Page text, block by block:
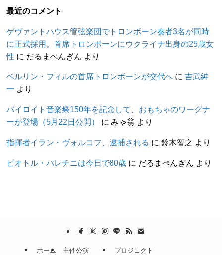
最近のコメント
ゲヴァントハウス管弦楽団でトロンボーン奏者3名が同時
に正式採用。首席トロンボーンにウクライナ出身の25歳女
性 に だるまぺんぎん より
ベルリン・フィルの首席トロンボーンが交代へ に吉武紳
一 より
バイロイト音楽祭150年を記念して、おもちゃのワーグナ
ーが登場（5月22日公開）
にみゃ翁 より
指揮者イラン・ヴォルコフ、逮捕される に鈴木智之 より
ピオトル・パレチニは今日で80歳 に だるまぺんぎん より
ホーム 主催公演 プロジェクト